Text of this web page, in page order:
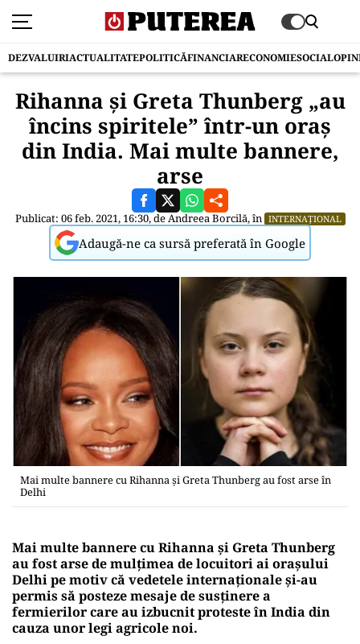
DEZVALUIRIACTUALITATEPOLITICĂFINANCIARECONOMIESOCIAL
Rihanna și Greta Thunberg „au
încins spiritele” într-un oraș
din India. Mai multe bannere,
arse
Publicat: 06 feb. 2021, 16:30, deAndreea Borcilă, în INTERNAȚIONAL
Adaugă-ne ca sursă preferată în Google
Mai multe bannere cu Rihanna și Greta Thunberg au fost arse în
Delhi
Mai multe bannere cu Rihanna și Greta Thunberg
au fost arse de mulțimea de locuitori ai orașului
Delhi pe motiv că vedetele internaționale și-au
permis să posteze mesaje de susținere a
fermierilor care au izbucnit proteste în India din
cauza unor legi agricole noi.